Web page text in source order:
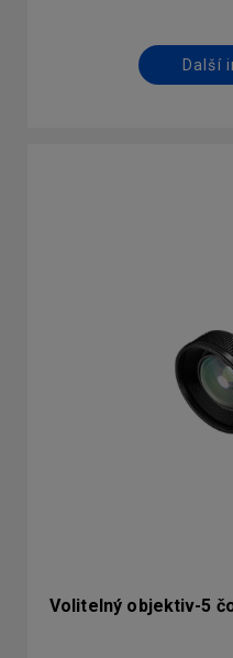
Další
Volitelný objektiv-5